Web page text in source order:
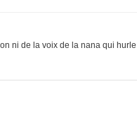
ni de la voix de la nana qui